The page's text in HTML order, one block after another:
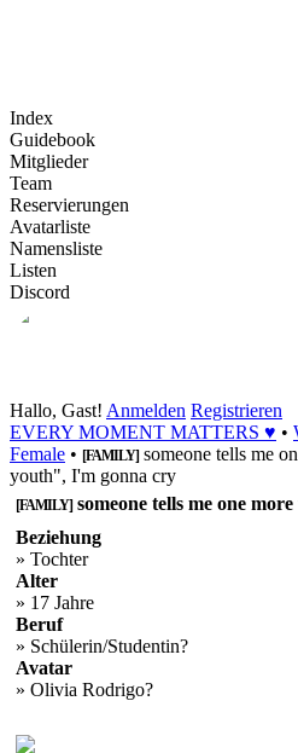
Index
Guidebook
Mitglieder
Team
Reservierungen
Avatarliste
Namensliste
Listen
Discord
Hallo, Gast! Anmelden Registrieren
EVERY MOMENT MATTERS ♥ •
Female • [FAMILY]someone tells me
youth", I'm gonna cry
[FAMILY]someone tells me one
Beziehung
» Tochter
Alter
» 17 Jahre
Beruf
» Schülerin/Studentin?
Avatar
» Olivia Rodrigo?